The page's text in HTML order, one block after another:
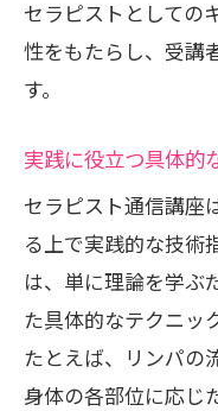
セラピストとしての
性をもたらし、受講
す。
実践に役立つ具体的
セラピスト通信講座
る上で実践的な技術
は、単に理論を学ぶ
た具体的なテクニッ
たとえば、リンパの
身体の各部位に応じ